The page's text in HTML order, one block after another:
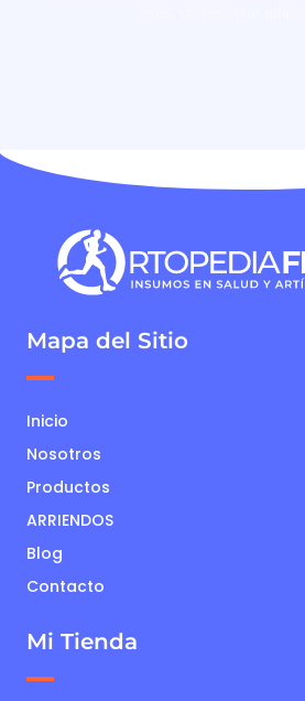
Mapa del Sitio
Inicio
Nosotros
Productos
ARRIENDOS
Blog
Contacto
Mi Tienda